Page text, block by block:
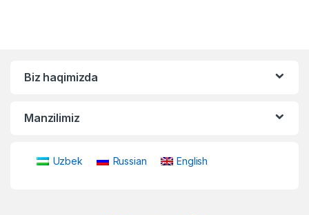
Biz haqimizda
Manzilimiz
Uzbek Russian English